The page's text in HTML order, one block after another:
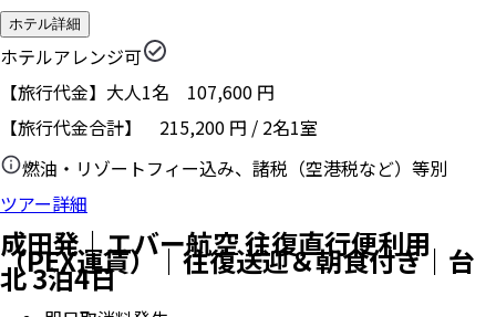
ホテル詳細
ホテルアレンジ可
【旅行代金】大人1名 107,600 円
【旅行代金合計】 215,200 円 / 2名1室
燃油・リゾートフィー込み、諸税（空港税など）等別
ツアー詳細
成田発｜エバー航空 往復直行便利用
（PEX運賃）｜往復送迎＆朝食付き｜台
北 3泊4日